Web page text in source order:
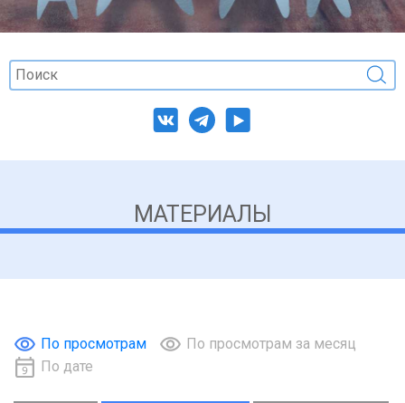
МАТЕРИАЛЫ
По просмотрам
По просмотрам за месяц
По дате